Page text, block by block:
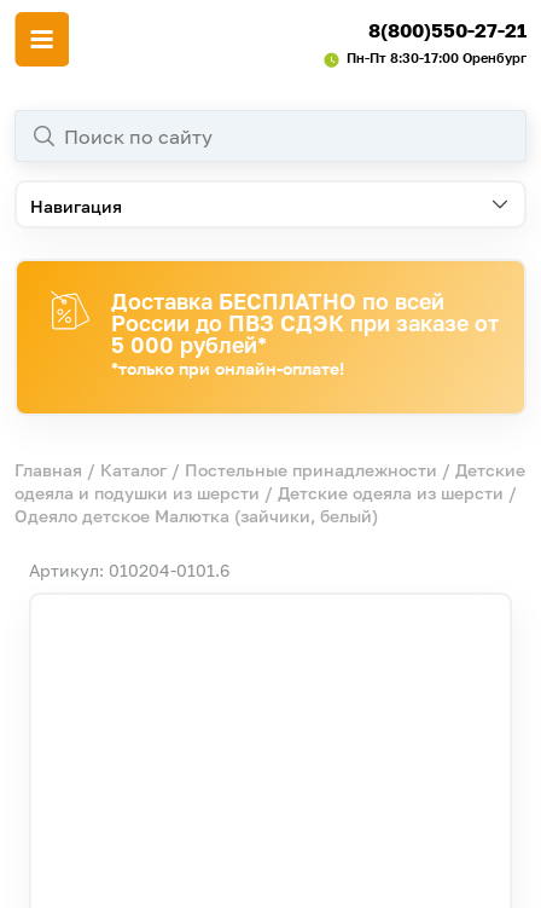
8(800)550-27-21
Пн-Пт 8:30-17:00 Оренбург
Навигация
Доставка БЕСПЛАТНО по всей
России до ПВЗ СДЭК при заказе от
5 000 рублей*
*только при онлайн-оплате!
Главная / Каталог / Постельные принадлежности / Детские
одеяла и подушки из шерсти / Детские одеяла из шерсти /
Одеяло детское Малютка (зайчики, белый)
Артикул: 010204-0101.6